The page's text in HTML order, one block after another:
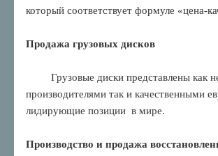
который соответствует формуле «цена-
Продажа грузовых дисков
Грузовые диски представлены как
производителями так и качественными
лидирующие позиции в мире.
Производство и продажа